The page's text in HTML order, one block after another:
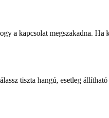
a kapcsolat megszakadna. Ha
tiszta hangú, esetleg